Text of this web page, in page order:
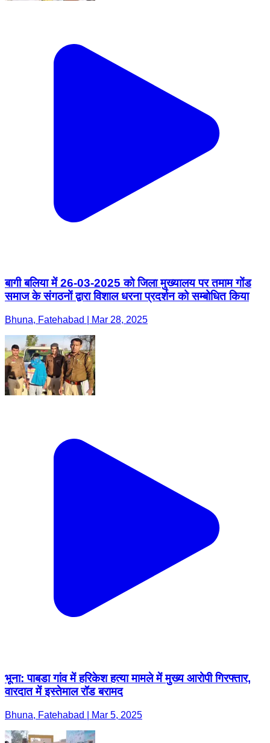
बागी बलिया में 26-03-2025 को जिला मुख्यालय पर तमाम गोंड
समाज के संगठनों द्वारा विशाल धरना प्रदर्शन को सम्बोधित किया
Bhuna, Fatehabad | Mar 28, 2025
भूना: पाबडा गांव में हरिकेश हत्या मामले में मुख्य आरोपी गिरफ्तार,
वारदात में इस्तेमाल रॉड बरामद
Bhuna, Fatehabad | Mar 5, 2025